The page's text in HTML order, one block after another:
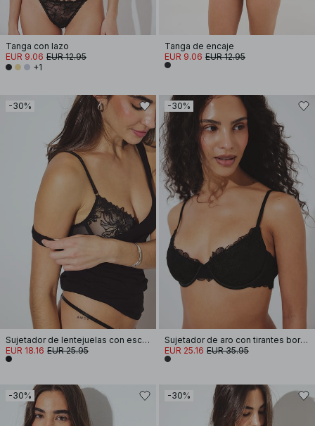
Tanga con lazo
EUR 9.06 EUR 12.95
+1
Tanga de encaje
EUR 9.06 EUR 12.95
-30%
Sujetador de lentejuelas con escote pronunciado
EUR 18.16 EUR 25.95
-30%
Sujetador de aro con tirantes bordados
EUR 25.16 EUR 35.95
-30% -30%